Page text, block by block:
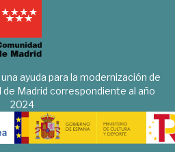
ayuda para la modernización de
de Madrid correspondiente al año
2024